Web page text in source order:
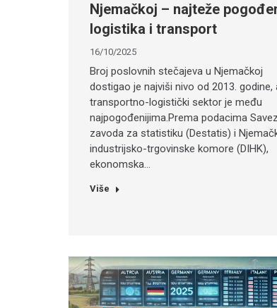
Njemačkoj – najteže
logistika i transport
16/10/2025
Broj poslovnih stečajeva u Njemačkoj
dostigao je najviši nivo od 2013. godine,
transportno-logistički sektor je među
najpogođenijima.Prema podacima
zavoda za statistiku (Destatis) i
industrijsko-trgovinske komore (DIHK),
ekonomska…
Više